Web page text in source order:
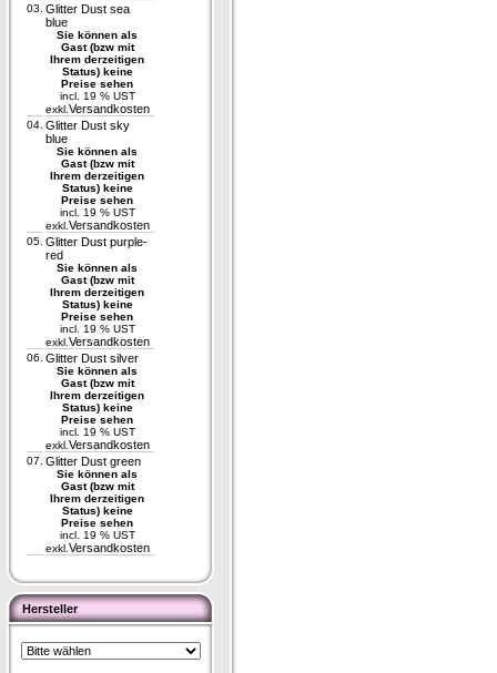
03. Glitter Dust sea
blue
Sie können als
Gast (bzw mit
Ihrem derzeitigen
Status) keine
Preise sehen
incl. 19 % UST
exkl. Versandkosten
04. Glitter Dust sky
blue
Sie können als
Gast (bzw mit
Ihrem derzeitigen
Status) keine
Preise sehen
incl. 19 % UST
exkl. Versandkosten
05. Glitter Dust purple-
red
Sie können als
Gast (bzw mit
Ihrem derzeitigen
Status) keine
Preise sehen
incl. 19 % UST
exkl. Versandkosten
06. Glitter Dust silver
Sie können als
Gast (bzw mit
Ihrem derzeitigen
Status) keine
Preise sehen
incl. 19 % UST
exkl. Versandkosten
07. Glitter Dust green
Sie können als
Gast (bzw mit
Ihrem derzeitigen
Status) keine
Preise sehen
incl. 19 % UST
exkl. Versandkosten
Hersteller